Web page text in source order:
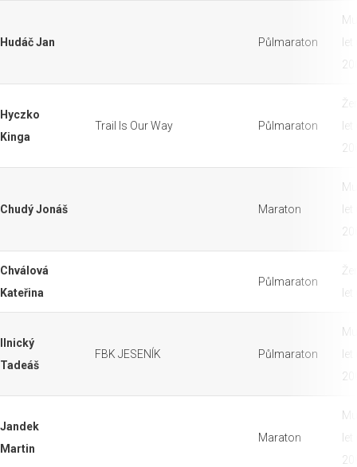
Hudáč Jan Půlmaraton
Hyczko
Kinga
Trail Is Our Way Půlmaraton
Chudý Jonáš Maraton
Chválová
Kateřina
Půlmaraton
Ilnický
Tadeáš
FBK JESENÍK Půlmaraton
Jandek
Martin
Maraton